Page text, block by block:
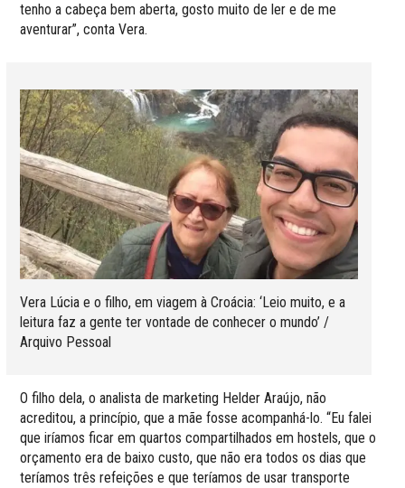
tenho a cabeça bem aberta, gosto muito de ler e de me
aventurar”, conta Vera.
Vera Lúcia e o filho, em viagem à Croácia: ‘Leio muito, e a
leitura faz a gente ter vontade de conhecer o mundo’ /
Arquivo Pessoal
O filho dela, o analista de marketing Helder Araújo, não
acreditou, a princípio, que a mãe fosse acompanhá-lo. “Eu falei
que iríamos ficar em quartos compartilhados em hostels, que o
orçamento era de baixo custo, que não era todos os dias que
teríamos três refeições e que teríamos de usar transporte